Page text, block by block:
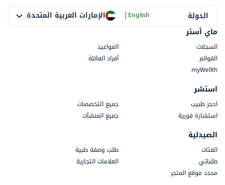
الدولة الإمارات العربية المتحدة |English
ماي أستر
السجلات
المواعيد
القوائم
أفراد العائلة
myWellth
استشر
احجز طبيب
جميع التخصصات
استشارة فورية
جميع المنشآت
الصيدلية
الفئات
طلب وصفة طبية
طلباتي
العلامات التجارية
محدد موقع المتجر